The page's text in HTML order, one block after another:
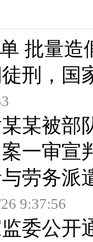
批量
刑，国
某被部
一审宣
劳务派
9:37:56
委公开